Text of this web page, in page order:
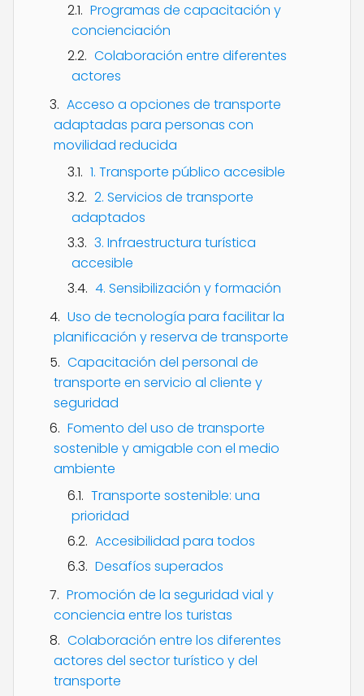
Programas de capacitación y
concienciación
Colaboración entre diferentes
actores
Acceso a opciones de transporte
adaptadas para personas con
movilidad reducida
1. Transporte público accesible
2. Servicios de transporte
adaptados
3. Infraestructura turística
accesible
4. Sensibilización y formación
Uso de tecnología para facilitar la
planificación y reserva de transporte
Capacitación del personal de
transporte en servicio al cliente y
seguridad
Fomento del uso de transporte
sostenible y amigable con el medio
ambiente
Transporte sostenible: una
prioridad
Accesibilidad para todos
Desafíos superados
Promoción de la seguridad vial y
conciencia entre los turistas
Colaboración entre los diferentes
actores del sector turístico y del
transporte